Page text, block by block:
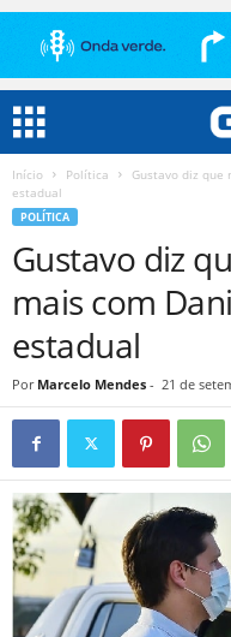
Início Política
Gustavo diz que
estadual
POLÍTICA
Gustavo diz
mais com
estadual
Por Marcelo Mendes - 21 de